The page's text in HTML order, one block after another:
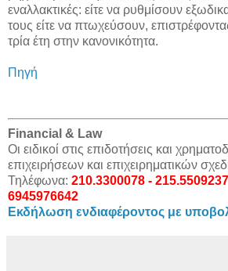
εναλλακτικές: είτε να ρυθμίσουν
τους είτε να πτωχεύσουν,
τρία έτη στην κανονικότητα.
Πηγή
Financial & Law
Οι ειδικοί στις επιδοτήσεις και
επιχειρήσεων και επιχειρηματικών
Τηλέφωνα: 210.3300078 -
6945976642
Εκδήλωση ενδιαφέροντος με